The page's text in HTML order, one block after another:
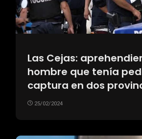
Las Cejas:
hombre que tenía
captura en dos
25/02/2024